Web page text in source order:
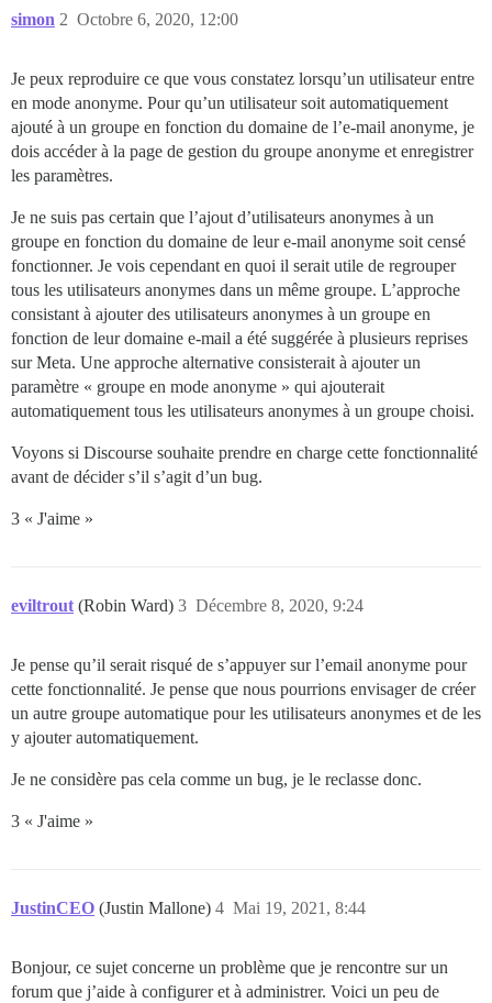
simon Octobre 6, 2020, 12:00
2
Je peux reproduire ce que vous constatez lorsqu’un utilisateur entre
en mode anonyme. Pour qu’un utilisateur soit automatiquement
ajouté à un groupe en fonction du domaine de l’e-mail anonyme, je
dois accéder à la page de gestion du groupe anonyme et enregistrer
les paramètres.
Je ne suis pas certain que l’ajout d’utilisateurs anonymes à un
groupe en fonction du domaine de leur e-mail anonyme soit censé
fonctionner. Je vois cependant en quoi il serait utile de regrouper
tous les utilisateurs anonymes dans un même groupe. L’approche
consistant à ajouter des utilisateurs anonymes à un groupe en
fonction de leur domaine e-mail a été suggérée à plusieurs reprises
sur Meta. Une approche alternative consisterait à ajouter un
paramètre « groupe en mode anonyme » qui ajouterait
automatiquement tous les utilisateurs anonymes à un groupe choisi.
Voyons si Discourse souhaite prendre en charge cette fonctionnalité
avant de décider s’il s’agit d’un bug.
3 « J'aime »
eviltrout (Robin Ward) Décembre 8, 2020, 9:24
3
Je pense qu’il serait risqué de s’appuyer sur l’email anonyme pour
cette fonctionnalité. Je pense que nous pourrions envisager de créer
un autre groupe automatique pour les utilisateurs anonymes et de les
y ajouter automatiquement.
Je ne considère pas cela comme un bug, je le reclasse donc.
3 « J'aime »
JustinCEO (Justin Mallone) Mai 19, 2021, 8:44
4
Bonjour, ce sujet concerne un problème que je rencontre sur un
forum que j’aide à configurer et à administrer. Voici un peu de